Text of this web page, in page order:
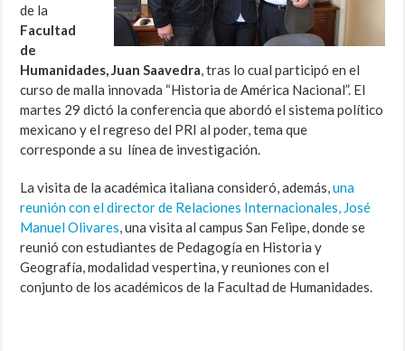
de la
Facultad
de
Humanidades, Juan Saavedra, tras lo cual participó en el
curso de malla innovada “Historia de América Nacional”. El
martes 29 dictó la conferencia que abordó el sistema político
mexicano y el regreso del PRI al poder, tema que
corresponde a su línea de investigación.
La visita de la académica italiana consideró, además,una
reunión con el director de Relaciones Internacionales, José
Manuel Olivares, una visita al campus San Felipe, donde se
reunió con estudiantes de Pedagogía en Historia y
Geografía, modalidad vespertina, y reuniones con el
conjunto de los académicos de la Facultad de Humanidades.